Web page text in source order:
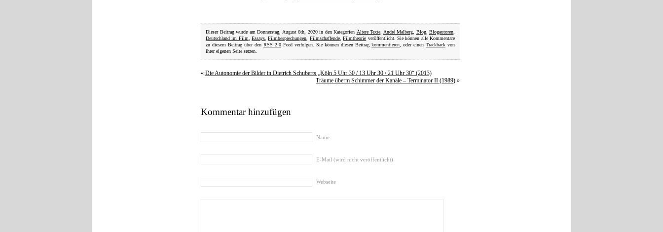
Dieser Beitrag wurde am Donnerstag, August 6th, 2020 in den Kategorien Ältere Texte André Malberg Blog, Blogautoren
Deutschland im Film ,Essays ,Filmbesprechungen Filmschaffende,Filmtheorie veröffentlicht. Sie können alle Kommentare
zu diesem Beitrag über den RSS 2.0 Feed verfolgen. Sie können diesen Beitrag kommentieren , oder einen Trackback von
ihrer eigenen Seite setzen.
« Die Autonomie der Bilder in Dietrich Schuberts „Köln 5 Uhr 30 / 13 Uhr 30 / 21 Uhr 30“ (2013)
Träume überm Schimmer der Kanäle – Terminator II (1989) »
Kommentar hinzufügen
Name
E-Mail (wird nicht veröffentlicht)
Webseite